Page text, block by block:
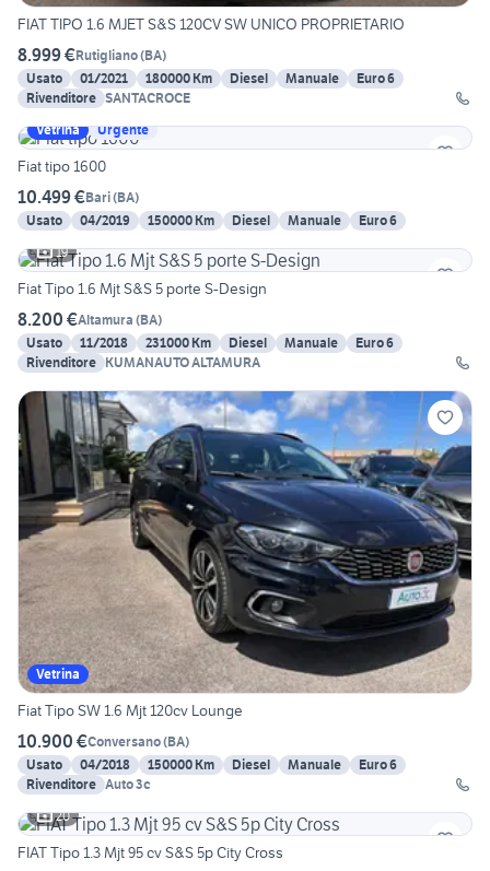
FIAT TIPO 1.6 MJET S&S 120CV SW UNICO PROPRIETARIO
8.999 €Rutigliano(BA)
Usato
01/2021 180000 Km Diesel Manuale
Euro 6
Rivenditore SANTACROCE
Vetrina
Urgente
Fiat tipo 1600
10.499 €Bari(BA)
Usato
04/2019 150000 Km Diesel Manuale
Euro 6
19
Fiat Tipo 1.6 Mjt S&S 5 porte S-Design
8.200 €Altamura (BA)
Usato
11/2018 231000 Km Diesel Manuale
Euro 6
Rivenditore KUMANAUTO ALTAMURA
Vetrina
Fiat Tipo SW 1.6 Mjt 120cv Lounge
10.900 €Conversano(BA)
Usato
04/2018 150000 Km Diesel Manuale
Euro 6
Rivenditore Auto 3c
20
FIAT Tipo 1.3 Mjt 95 cv S&S 5p City Cross